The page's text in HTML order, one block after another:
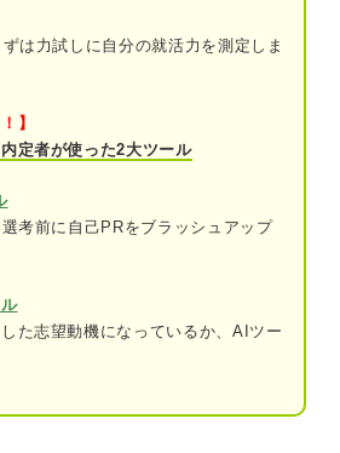
休日が多く設定されている
給休暇を取得しやすい
が高い傾向にある
度があるので社会的信頼が得やすい
たい人が押さえておくべき5つの注意
は力試しに自分の就活力を測定しま
】
定者が使った2大ツール
考前に自己PRをブラッシュアップ
た志望動機になっているか、AIツー
業の定義を正しく理解しよう